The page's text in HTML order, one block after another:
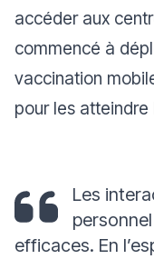
accéder aux
commencé à
vaccination
pour les
Les
efficaces. En